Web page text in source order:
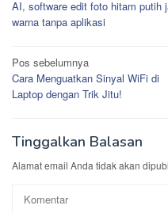
AI, software edit foto hitam putih
warna tanpa aplikasi
Navigasi
pos
Pos sebelumnya
Cara Menguatkan Sinyal WiFi di
Laptop dengan Trik Jitu!
Tinggalkan Balasan
Alamat email Anda tidak akan